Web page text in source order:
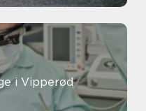
i Vipperød